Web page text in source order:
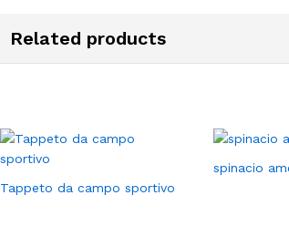
Related products
Tappeto da campo sportivo
spinacio